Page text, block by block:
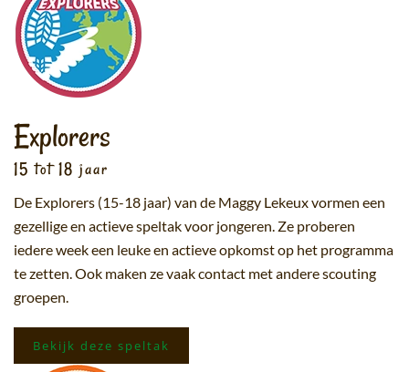
Explorers
15 tot 18 jaar
De Explorers (15-18 jaar) van de Maggy Lekeux vormen een
gezellige en actieve speltak voor jongeren. Ze proberen
iedere week een leuke en actieve opkomst op het programma
te zetten. Ook maken ze vaak contact met andere scouting
groepen.
Bekijk deze speltak